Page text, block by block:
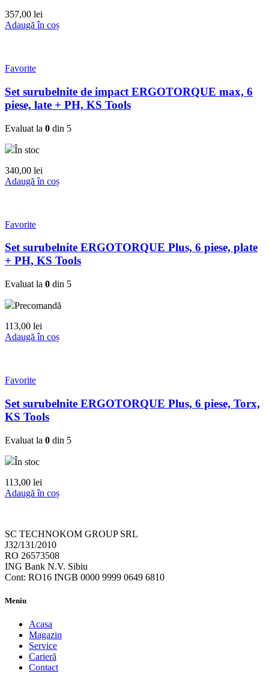
357,00 lei
Adaugă în coș
Favorite
Set surubelnite de impact ERGOTORQUE max, 6
piese, late + PH, KS Tools
Evaluat la 0 din 5
În stoc
340,00 lei
Adaugă în coș
Favorite
Set surubelnite ERGOTORQUE Plus, 6 piese, plate
+ PH, KS Tools
Evaluat la 0 din 5
Precomandă
113,00 lei
Adaugă în coș
Favorite
Set surubelnite ERGOTORQUE Plus, 6 piese, Torx,
KS Tools
Evaluat la 0 din 5
În stoc
113,00 lei
Adaugă în coș
SC TECHNOKOM GROUP SRL
J32/131/2010
RO 26573508
ING Bank N.V. Sibiu
Cont: RO16 INGB 0000 9999 0649 6810
Meniu
Acasa
Magazin
Service
Carieră
Contact